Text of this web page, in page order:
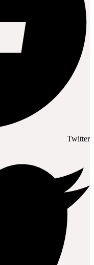
Twitter